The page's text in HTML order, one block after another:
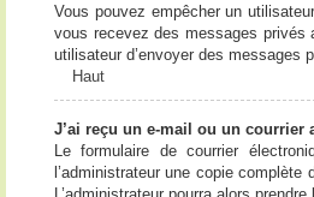
Vous pouvez empêcher un
vous recevez des messages privés
utilisateur d’envoyer des messages
Haut
J’ai reçu un e-mail ou un courrier
Le formulaire de courrier
l’administrateur une copie complète